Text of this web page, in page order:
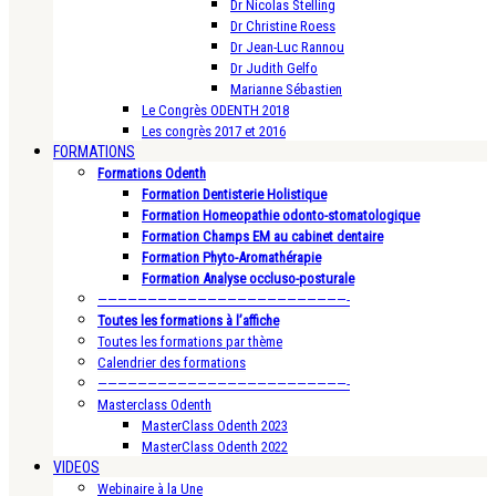
Dr Nicolas Stelling
Dr Christine Roess
Dr Jean-Luc Rannou
Dr Judith Gelfo
Marianne Sébastien
Le Congrès ODENTH 2018
Les congrès 2017 et 2016
FORMATIONS
Formations Odenth
Formation Dentisterie Holistique
Formation Homeopathie odonto-stomatologique
Formation Champs EM au cabinet dentaire
Formation Phyto-Aromathérapie
Formation Analyse occluso-posturale
—————————————————————————-
Toutes les formations à l’affiche
Toutes les formations par thème
Calendrier des formations
—————————————————————————-
Masterclass Odenth
MasterClass Odenth 2023
MasterClass Odenth 2022
VIDEOS
Webinaire à la Une